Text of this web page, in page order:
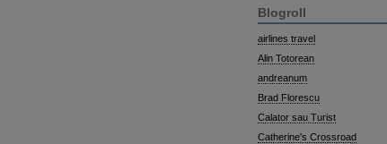
Blogroll
airlines travel
Alin Totorean
andreanum
Brad Florescu
Calator sau Turist
Catherine's Crossroad